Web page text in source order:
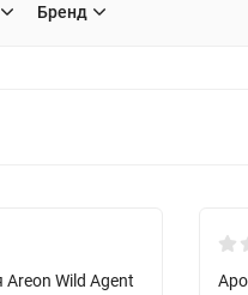
Бренд
Areon Wild Agent